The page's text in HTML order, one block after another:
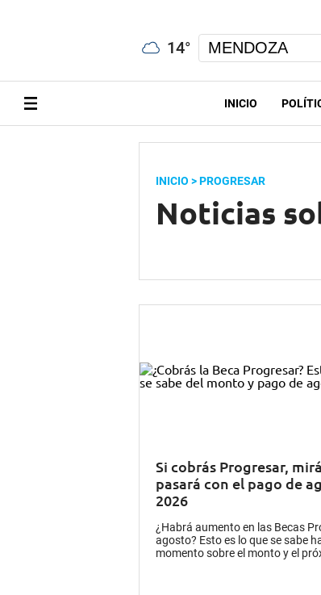
14°
INICIO
INICIO > PROGRESAR
Noticias
Si cobrás Progresar,
pasará con el pago de
2026
¿Habrá aumento en las Becas
agosto? Esto es lo que se sabe
momento sobre el monto y el